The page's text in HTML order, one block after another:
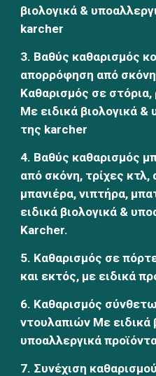
βιολογικά &
karcher
3. Βαθύς καθαρισμός
απορρόφηση από
Καθαρισμός σε
Με ειδικά βιολογικά &
της karcher
4. Βαθύς καθαρισμός
από σκόνη, τρίχες
μπανιέρα, νιπτήρα,
ειδικά βιολογικά &
Karcher.
5. Καθαρισμός σε
και εκτός, με ειδικά
6. Καθαρισμός
ντουλαπιών Με ειδικά
υποαλλεργικά
7. Συνέχιση